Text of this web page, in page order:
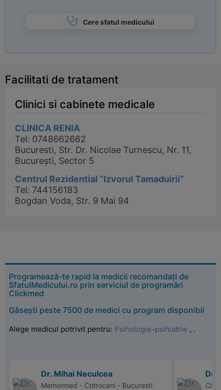
Cere sfatul medicului
Facilitati de tratament
Clinici si cabinete medicale
CLINICA RENIA
Tel: 0748662662
Bucuresti, Str. Dr. Nicolae Turnescu, Nr. 11,
București, Sector 5
Centrul Rezidential “Izvorul Tamaduirii”
Tel: 744156183
Bogdan Voda, Str. 9 Mai 94
Programează-te rapid la medicii recomandați de
SfatulMedicului.ro prin serviciul de programări
Clickmed
Găsești peste 7500 de medici cu program disponibil
Alege medicul potrivit pentru: Psihologie-psihiatrie , .
Dr. Mihai Neculcea
Memormed - Cotroceni - Bucuresti
Dr.